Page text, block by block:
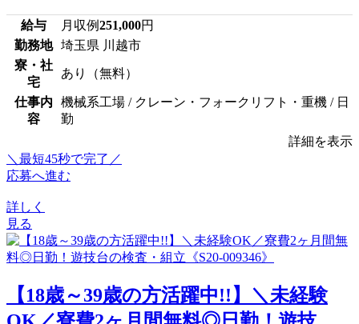
給与 月収例251,000円
勤務地
埼玉県 川越市
寮・社
宅
あり（無料）
仕事内
容
機械系工場 / クレーン・フォークリフト・重機 / 日
勤
詳細を表示
＼最短45秒で完了／
応募へ進む
詳しく
見る
【18歳～39歳の方活躍中!!】＼未経験